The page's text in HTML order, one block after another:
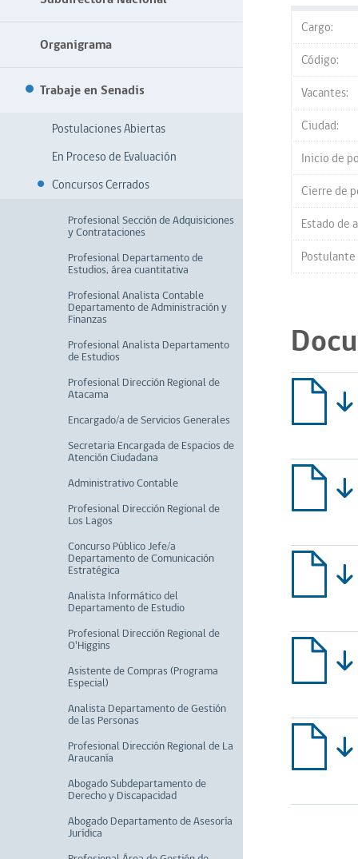
Organigrama
Trabaje en Senadis
Postulaciones Abiertas
En Proceso de Evaluación
Concursos Cerrados
Profesional Sección de Adquisiciones
y Contrataciones
Profesional Departamento de
Estudios, área cuantitativa
Profesional Analista Contable
Departamento de Administración y
Finanzas
Profesional Analista Departamento
de Estudios
Profesional Dirección Regional de
Atacama
Encargado/a de Servicios Generales
Secretaria Encargada de Espacios de
Atención Ciudadana
Administrativo Contable
Profesional Dirección Regional de
Los Lagos
Concurso Público Jefe/a
Departamento de Comunicación
Estratégica
Analista Informático del
Departamento de Estudio
Profesional Dirección Regional de
O'Higgins
Asistente de Compras (Programa
Especial)
Analista Departamento de Gestión
de las Personas
Profesional Dirección Regional de La
Araucanía
Abogado Subdepartamento de
Derecho y Discapacidad
Abogado Departamento de Asesoría
Jurídica
Cargo:
Código:
Vacantes:
Ciudad:
Inicio de
Cierre de
Estado de